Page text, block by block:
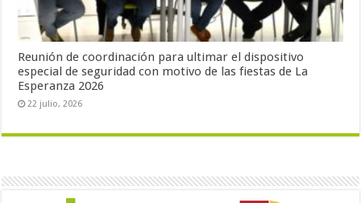
Reunión de coordinación para ultimar el dispositivo
especial de seguridad con motivo de las fiestas de La
Esperanza 2026
22 julio, 2026